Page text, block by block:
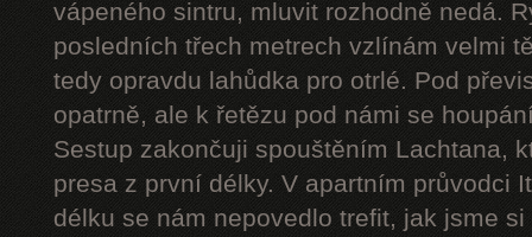
vápeného sintru, mluvit rozhodně nedá.
posledních třech metrech vzlínám velmi
tedy opravdu lahůdka pro otrlé. Pod
opatrně, ale k řetězu pod námi se
Sestup zakončuji spouštěním Lachtana,
presa z první délky. V apartním průvodci
délku se nám nepovedlo trefit, jak jsme